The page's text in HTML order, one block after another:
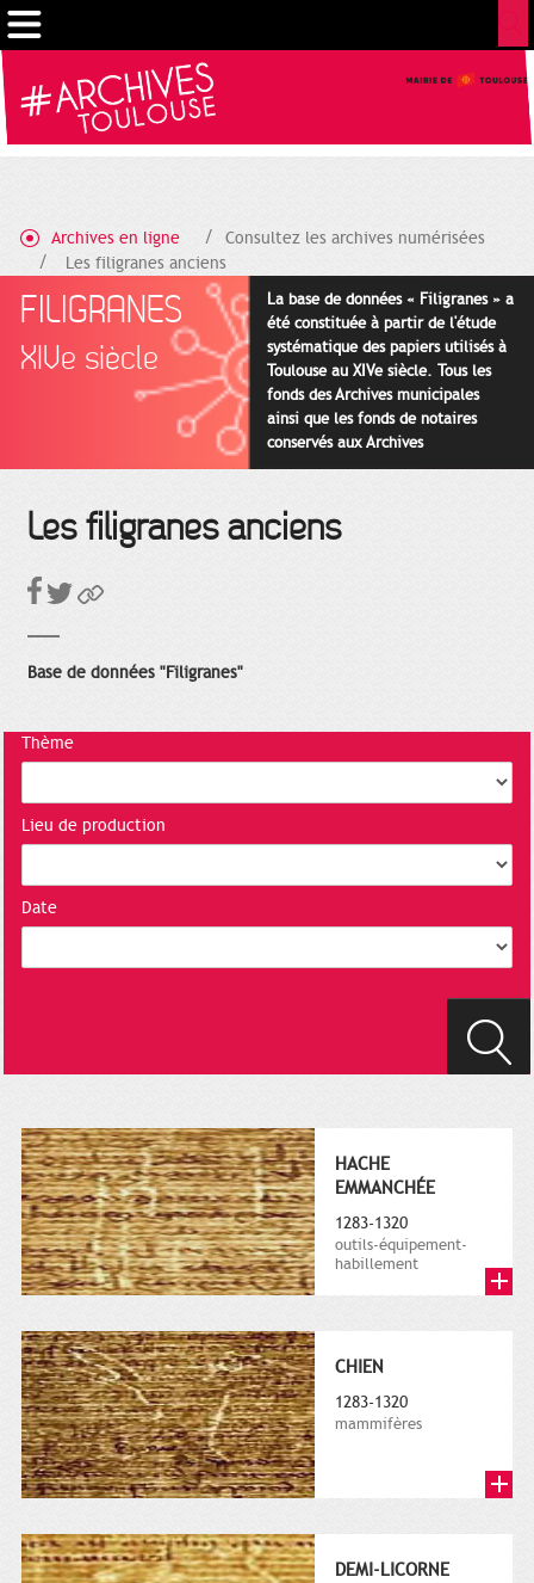
Archives en ligne
Consultez les archives numérisées
Les filigranes anciens
FILIGRANES
XIVe siècle
La base de données « Filigranes » a
été constituée à partir de l'étude
systématique des papiers utilisés à
Toulouse au XIVe siècle. Tous les
fonds des Archives municipales
ainsi que les fonds de notaires
conservés aux Archives
départementales pour cette
Les filigranes anciens
Base de données "Filigranes"
Thème
Lieu de production
Date
HACHE
EMMANCHÉE
1283-1320
outils-équipement-
habillement
CHIEN
1283-1320
mammifères
DEMI-LICORNE
Cookies management panel